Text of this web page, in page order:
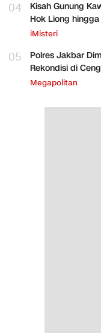
04
Kisah Gunung
Hok Liong
iMisteri
05
Polres Jakbar
Rekondisi di
Megapolitan